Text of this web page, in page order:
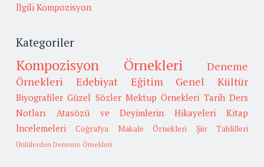
İlgili Kompozisyon
Kategoriler
Kompozisyon Örnekleri
Deneme
Örnekleri
Edebiyat Eğitim Genel Kültür
Biyografiler Güzel Sözler Mektup Örnekleri Tarih Ders
Notları
Atasözü ve Deyimlerin Hikayeleri
Kitap
İncelemeleri
Coğrafya Makale Örnekleri Şiir Tahlilleri
Ünlülerden Deneme Örnekleri